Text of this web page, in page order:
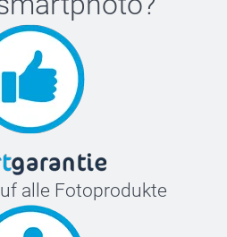
alle Fotoprodukte